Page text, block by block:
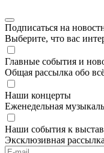
Подписаться на
Выберите, что вас
Главные события и
Общая рассылка обо
Наши концерты
Еженедельная
Наши события к
Эксклюзивная